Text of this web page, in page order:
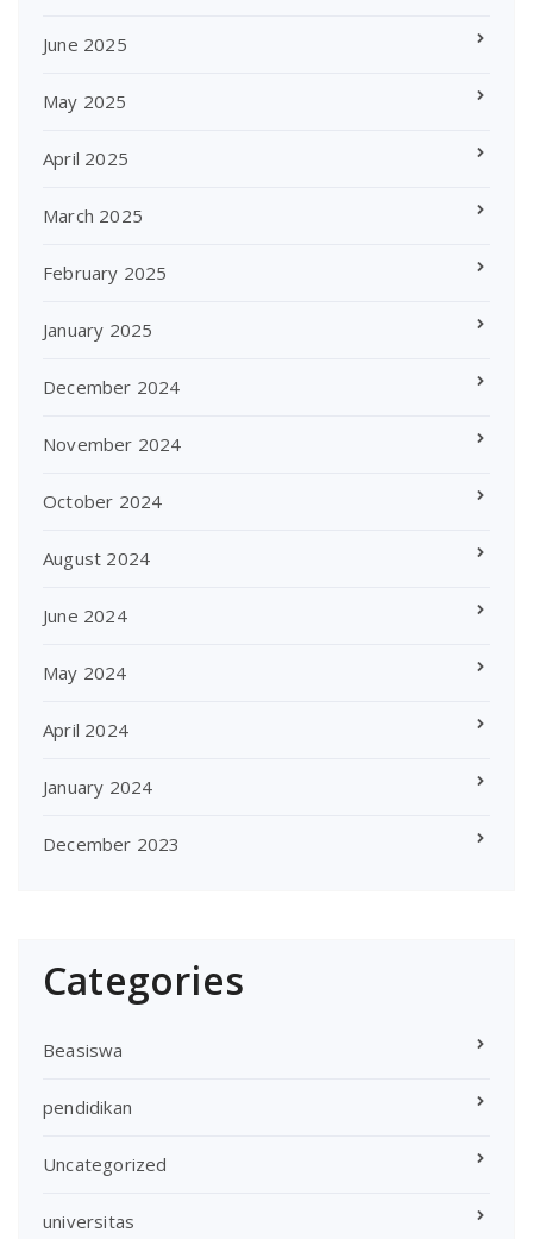
June 2025
May 2025
April 2025
March 2025
February 2025
January 2025
December 2024
November 2024
October 2024
August 2024
June 2024
May 2024
April 2024
January 2024
December 2023
Categories
Beasiswa
pendidikan
Uncategorized
universitas